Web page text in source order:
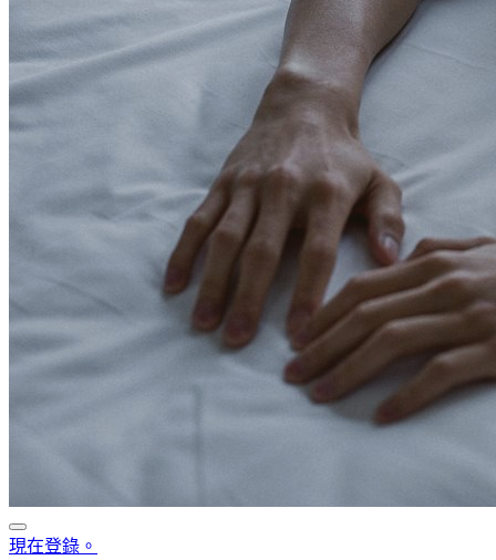
現在登錄。